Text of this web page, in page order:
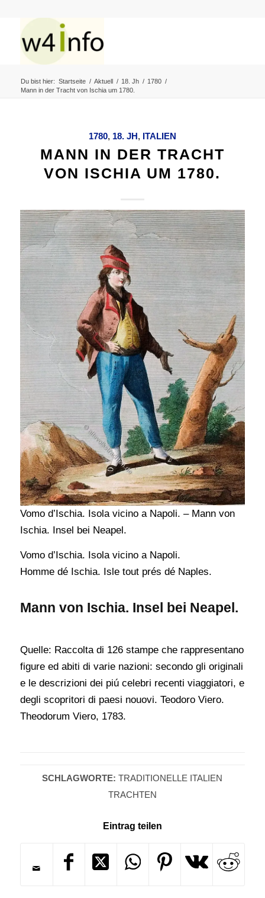
Du bist hier: Startseite / Aktuell / 18. Jh / 1780 /
Mann in der Tracht von Ischia um 1780.
1780, 18. JH, ITALIEN
MANN IN DER TRACHT
VON ISCHIA UM 1780.
Vomo d’Ischia. Isola vicino a Napoli. – Mann von
Ischia. Insel bei Neapel.
Vomo d’Ischia. Isola vicino a Napoli.
Homme dé Ischia. Isle tout prés dé Naples.
Mann von Ischia. Insel bei Neapel.
Quelle: Raccolta di 126 stampe che rappresentano
figure ed abiti di varie nazioni: secondo gli originali
e le descrizioni dei piú celebri recenti viaggiatori, e
degli scopritori di paesi nouovi. Teodoro Viero.
Theodorum Viero, 1783.
SCHLAGWORTE: TRADITIONELLE ITALIEN
TRACHTEN
Eintrag teilen